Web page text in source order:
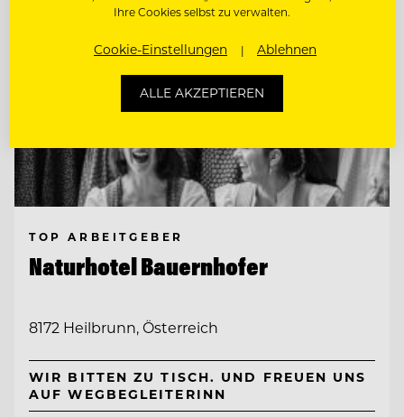
TOP ARBEITGEBER
Naturhotel Bauernhofer
8172 Heilbrunn, Österreich
WIR BITTEN ZU TISCH. UND FREUEN UNS
AUF WEGBEGLEITERINN
Ihre Cookies selbst zu verwalten.
Cookie-Einstellungen Ablehnen
ALLE AKZEPTIEREN